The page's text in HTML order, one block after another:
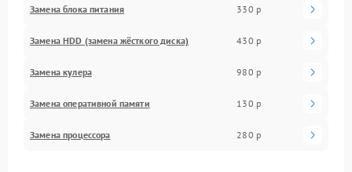
Замена блока питания 330 р
Замена HDD (замена жёсткого диска) 430 р
Замена кулера 980 р
Замена оперативной памяти 130 р
Замена процессора 280 р